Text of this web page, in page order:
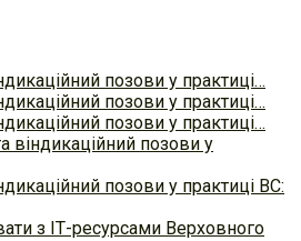
позови у практиці…
позови у практиці…
позови у практиці…
віндикаційний позови у
позови у практиці ВС:
з ІТ-ресурсами Верховного